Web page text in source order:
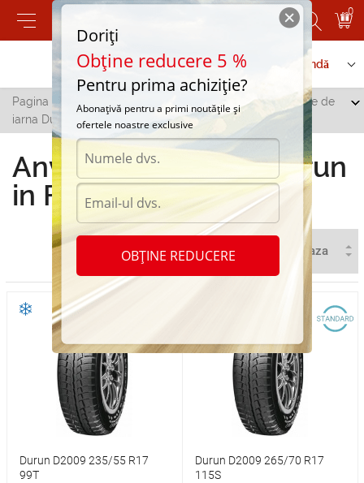
0
Contactați-ne Serviciu de comandă
Pagina principală Floresti/
Anvelope de
iarna Durun in Floresti
Anvelope de iarna Durun
in Floresti
Durun D2009 235/55 R17
99T
Durun D2009 265/70 R17
115S
Doriți
Obține reducere 5 %
Pentru prima achiziție?
Abonațivă pentru a primi noutățile și
ofertele noastre exclusive
OBȚINE REDUCERE